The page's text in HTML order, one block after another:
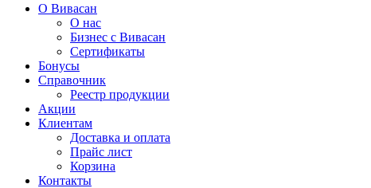
О Вивасан
О нас
Бизнес с Вивасан
Сертификаты
Бонусы
Справочник
Реестр продукции
Акции
Клиентам
Доставка и оплата
Прайс лист
Корзина
Контакты